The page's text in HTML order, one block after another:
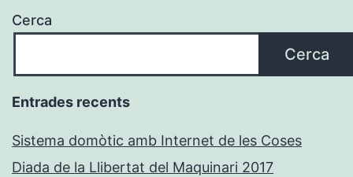
Cerca
Cerca
Entrades recents
Sistema domòtic amb Internet de les Coses
Diada de la Llibertat del Maquinari 2017